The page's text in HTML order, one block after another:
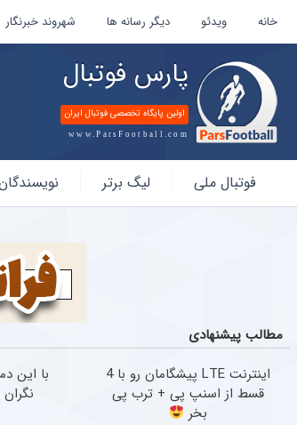
خانه ویدئو دیگر رسانه ها شهروند خبرنگار
پارس فوتبال
اولین پایگاه تخصصی فوتبال ایران
www.ParsFootball.com
فوتبال
فوتبال ملی لیگ برتر
مطالب پیشنهادی
اینترنت LTE پیشگامان رو با 4
قسط از اسنپ پی + ترب پی
بخر
با این